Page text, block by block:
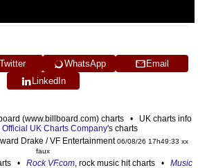
Twitter WhatsApp
Email
LinkedIn
(www.billboard.com) charts • UK charts info
Official UK Charts Company's charts
Drake / VF Entertainment06/08/26 17h49:33 xx
faux
• Rock VF.com, rock music hit charts • Music